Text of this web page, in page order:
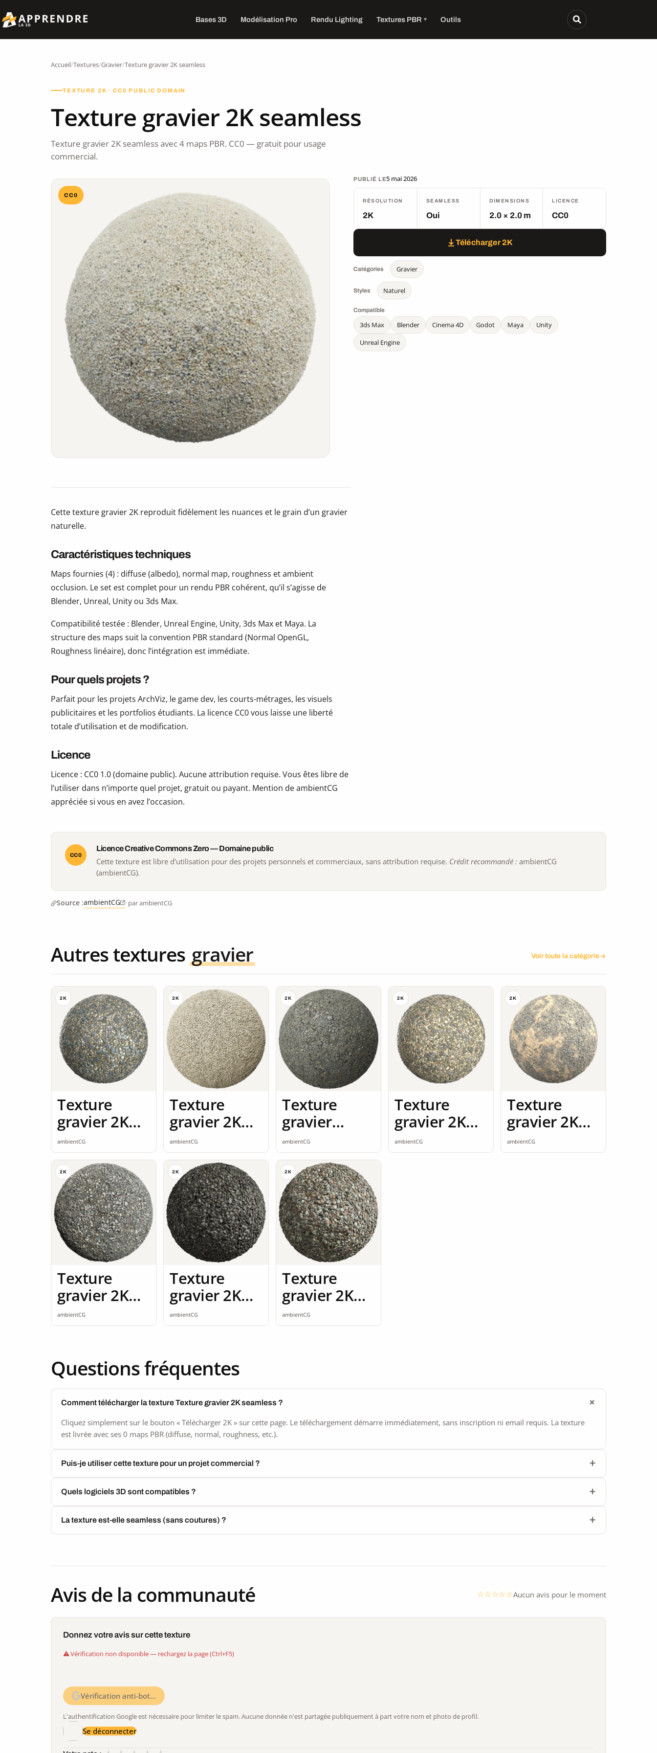
Bases 3D Modélisation Pro Rendu Lighting Textures PBR Outils
Accueil/Textures/Gravier/Texture gravier 2K seamless
TEXTURE 2K · CC0 PUBLIC DOMAIN
Texture gravier 2K seamless
Texture gravier 2K seamless avec 4 maps PBR. CC0 — gratuit pour usage
commercial.
CC0
PUBLIÉ LE5 mai 2026
RÉSOLUTION
2K
SEAMLESS
Oui
DIMENSIONS
2.0 × 2.0 m
LICENCE
CC0
Télécharger 2K
Catégories Gravier
Styles Naturel
Compatible
3ds Max Blender Cinema 4D Godot Maya
Unity
Unreal Engine
Cette texture gravier 2K reproduit fidèlement les nuances et le grain d’un gravier
naturelle.
Caractéristiques techniques
Maps fournies (4) : diffuse (albedo), normal map, roughness et ambient
occlusion. Le set est complet pour un rendu PBR cohérent, qu’il s’agisse de
Blender, Unreal, Unity ou 3ds Max.
Compatibilité testée : Blender, Unreal Engine, Unity, 3ds Max et Maya. La
structure des maps suit la convention PBR standard (Normal OpenGL,
Roughness linéaire), donc l’intégration est immédiate.
Pour quels projets ?
Parfait pour les projets ArchViz, le game dev, les courts-métrages, les visuels
publicitaires et les portfolios étudiants. La licence CC0 vous laisse une liberté
totale d’utilisation et de modification.
Licence
Licence : CC0 1.0 (domaine public). Aucune attribution requise. Vous êtes libre de
l’utiliser dans n’importe quel projet, gratuit ou payant. Mention de ambientCG
appréciée si vous en avez l’occasion.
CC0
Licence Creative Commons Zero — Domaine public
Cette texture est libre d'utilisation pour des projets personnels et commerciaux, sans attribution requise. Crédit recommandé : ambientCG
(ambientCG).
Source :ambientCG · par ambientCG
Autres textures gravier Voir toute la catégorie
2K
Texture
gravier 2K
seamless
ambientCG
2K
Texture
gravier 2K
seamless
ambientCG
2K
Texture
gravier
ardoise 2K
seamless
ambientCG
2K
Texture
gravier 2K
seamless
ambientCG
2K
Texture
gravier 2K
seamless
ambientCG
2K
Texture
gravier 2K
seamless
ambientCG
2K
Texture
gravier 2K
seamless
ambientCG
2K
Texture
gravier 2K
seamless
ambientCG
Questions fréquentes
Comment télécharger la texture Texture gravier 2K seamless ?
Cliquez simplement sur le bouton « Télécharger 2K » sur cette page. Le téléchargement démarre immédiatement, sans inscription ni email requis. La texture
est livrée avec ses 0 maps PBR (diffuse, normal, roughness, etc.).
Puis-je utiliser cette texture pour un projet commercial ?
Quels logiciels 3D sont compatibles ?
La texture est-elle seamless (sans coutures) ?
Avis de la communauté Aucun avis pour le moment
Donnez votre avis sur cette texture
Vérification non disponible — rechargez la page (Ctrl+F5)
Vérification anti-bot…
L'authentification Google est nécessaire pour limiter le spam. Aucune donnée n'est partagée publiquement à part votre nom et photo de profil.
Se déconnecter